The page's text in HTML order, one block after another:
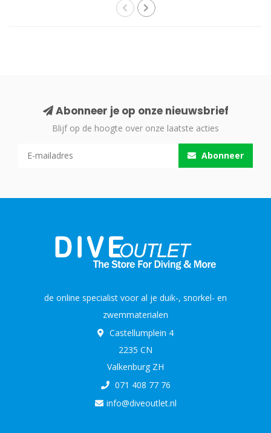
Abonneer je op onze nieuwsbrief
Blijf op de hoogte over onze laatste acties
Abonneer
de online specialist voor al je duik-, snorkel- en
zwemmaterialen
Castellumplein 4
2235 CN
Valkenburg ZH
071 408 77 76
info@diveoutlet.nl